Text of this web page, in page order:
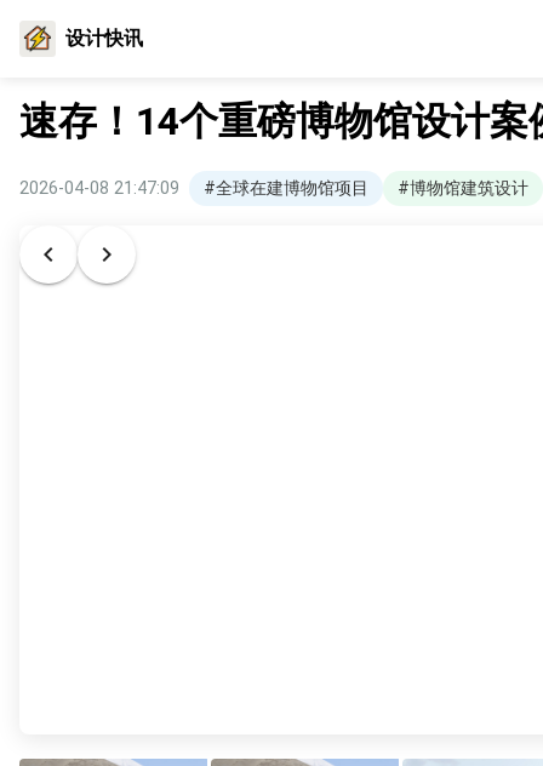
设计快讯
速存！14个重磅博物馆设计
2026-04-08 21:47:09 #全球在建博物馆项目 #博物馆建筑设计